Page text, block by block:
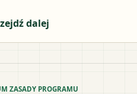
dalej
ZASADY PROGRAMU